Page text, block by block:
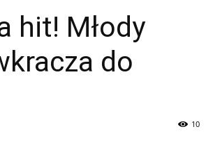
hit! Młody
do
10